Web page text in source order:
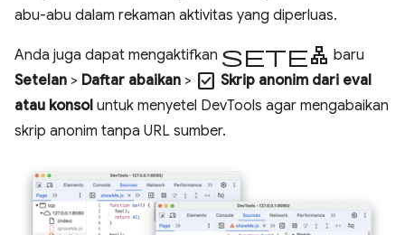
abu-abu dalam rekaman aktivitas yang diperluas.
Anda juga dapat mengaktifkan setelan baru
Setelan > Daftar abaikan > check_box Skrip anonim dari eval
atau konsol untuk menyetel DevTools agar mengabaikan
skrip anonim tanpa URL sumber.